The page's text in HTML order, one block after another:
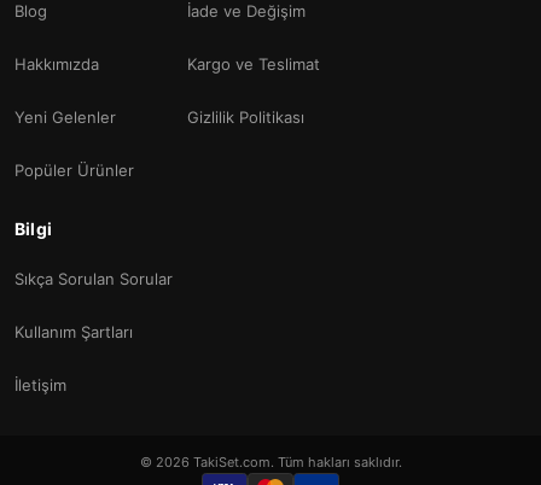
Blog
Hakkımızda
Yeni Gelenler
Popüler Ürünler
İade ve Değişim
Kargo ve Teslimat
Gizlilik Politikası
Bilgi
Sıkça Sorulan Sorular
Kullanım Şartları
İletişim
© 2026 TakiSet.com. Tüm hakları saklıdır.